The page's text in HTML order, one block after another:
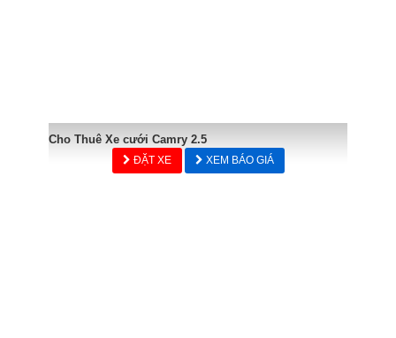
Cho Thuê Xe cưới Camry 2.5
ĐẶT XE XEM BÁO GIÁ